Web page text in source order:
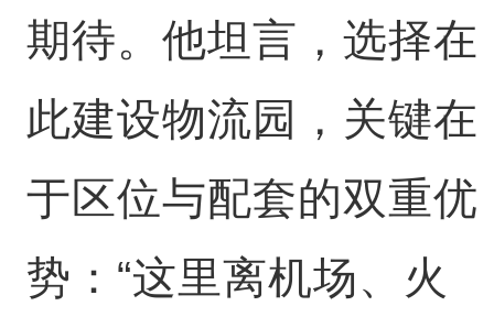
期待。他坦言，选择在
此建设物流园，关键在
于区位与配套的双重优
势：“这里离机场、火